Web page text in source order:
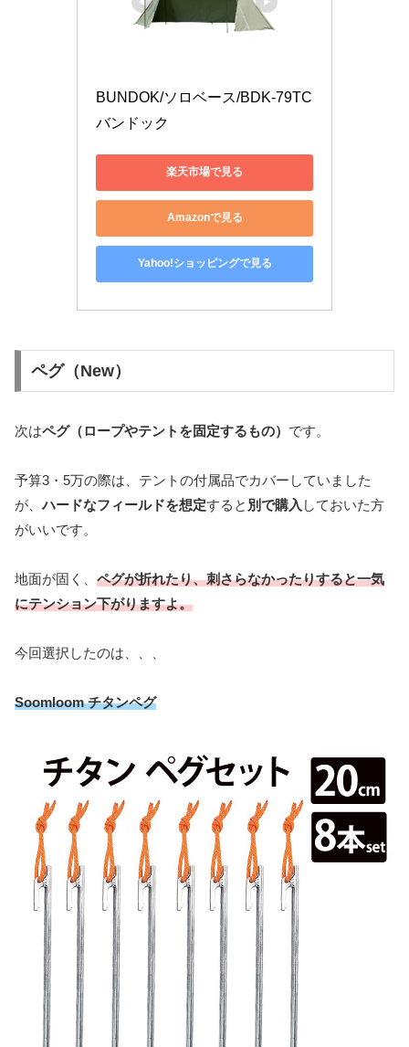
BUNDOK/ソロベース/BDK-79TC
バンドック
楽天市場で見る
Amazonで見る
Yahoo!ショッピングで見る
ペグ（New）
次はペグ（ロープやテントを固定するもの） です。
予算3・5万の際は、テントの付属品でカバーしていました
が、ハードなフィールドを想定すると 別で購入 しておいた方
がいいです。
地面が固く、 ペグが折れたり、刺さらなかったりすると一気
にテンション下がりますよ。
今回選択したのは、、、
Soomloom チタンペグ